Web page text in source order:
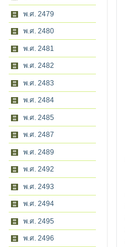
พ.ศ. 2479
พ.ศ. 2480
พ.ศ. 2481
พ.ศ. 2482
พ.ศ. 2483
พ.ศ. 2484
พ.ศ. 2485
พ.ศ. 2487
พ.ศ. 2489
พ.ศ. 2492
พ.ศ. 2493
พ.ศ. 2494
พ.ศ. 2495
พ.ศ. 2496